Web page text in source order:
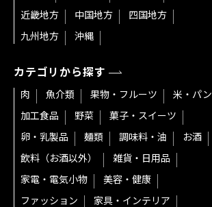
近畿地方
中国地方
四国地方
九州地方
沖縄
カテゴリから探す
肉 魚介類 果物・フルーツ
米・パン
加工食品
野菜
菓子・スイーツ
卵・乳製品
麺類 調味料・油
お酒
飲料（お酒以外）
雑貨・日用品
家電・電気小物
美容・健康
ファッション
家具・インテリア